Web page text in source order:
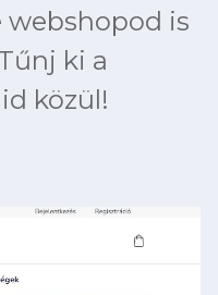
webshopod is
ki a
közül!